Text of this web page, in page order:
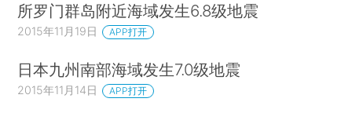
所罗门群岛附近海域发生6.8级地震
2015年11月19日 APP打开
日本九州南部海域发生7.0级地震
2015年11月14日 APP打开